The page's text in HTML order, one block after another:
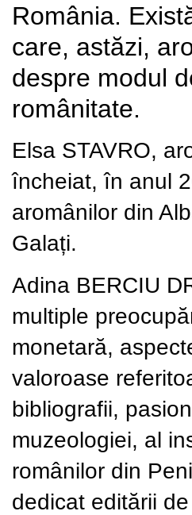
România.
care, astăzi,
despre modul
românitate.
Elsa STAVRO,
încheiat, în anul
aromânilor din
Galați.
Adina BERCIU
multiple
monetară,
valoroase
bibliografii,
muzeologiei, al
românilor din
dedicat editării